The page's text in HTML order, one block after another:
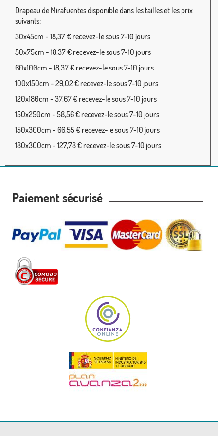
Drapeau de Mirafuentes disponible dans les tailles et les prix
suivants:
30x45cm - 18,37 € recevez-le sous 7-10 jours
50x75cm - 18,37 € recevez-le sous 7-10 jours
60x100cm - 18,37 € recevez-le sous 7-10 jours
100x150cm - 29,02 € recevez-le sous 7-10 jours
120x180cm - 37,67 € recevez-le sous 7-10 jours
150x250cm - 58,56 € recevez-le sous 7-10 jours
150x300cm - 66,55 € recevez-le sous 7-10 jours
180x300cm - 127,78 € recevez-le sous 7-10 jours
Paiement sécurisé